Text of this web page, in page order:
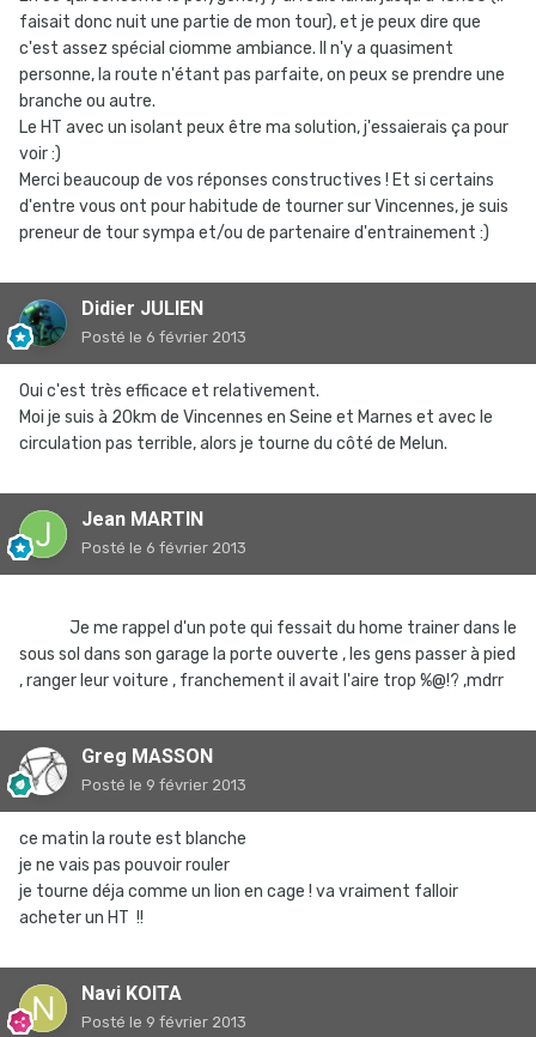
faisait donc nuit une partie de mon tour), et je peux dire que
c'est assez spécial ciomme ambiance. Il n'y a quasiment
personne, la route n'étant pas parfaite, on peux se prendre une
branche ou autre.
Le HT avec un isolant peux être ma solution, j'essaierais ça pour
voir :)
Merci beaucoup de vos réponses constructives ! Et si certains
d'entre vous ont pour habitude de tourner sur Vincennes, je suis
preneur de tour sympa et/ou de partenaire d'entrainement :)
Didier JULIEN
Posté le 6 février 2013
Oui c'est très efficace et relativement.
Moi je suis à 20km de Vincennes en Seine et Marnes et avec le
circulation pas terrible, alors je tourne du côté de Melun.
Jean MARTIN
Posté le 6 février 2013
Je me rappel d'un pote qui fessait du home trainer dans le
sous sol dans son garage la porte ouverte , les gens passer à pied
, ranger leur voiture , franchement il avait l'aire trop %@!? ,mdrr
Greg MASSON
Posté le 9 février 2013
ce matin la route est blanche
je ne vais pas pouvoir rouler
je tourne déja comme un lion en cage ! va vraiment falloir
acheter un HT !!
Navi KOITA
Posté le 9 février 2013